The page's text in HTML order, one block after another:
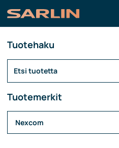
Tuotehaku
Tuotemerkit
Nexcom